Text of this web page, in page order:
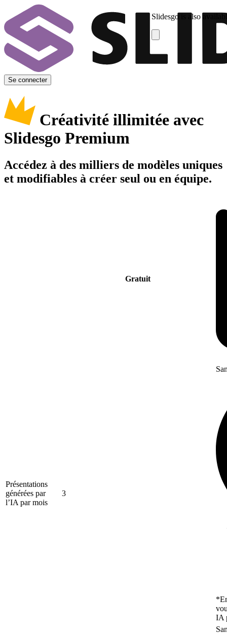
Slidesgo is also
Se connecter
Créativité illimitée avec
Slidesgo Premium
Accédez à des milliers de modèles uniques
et modifiables à créer seul ou en équipe.
Gratuit
Présentations
générées par
l’IA par mois
3
IA